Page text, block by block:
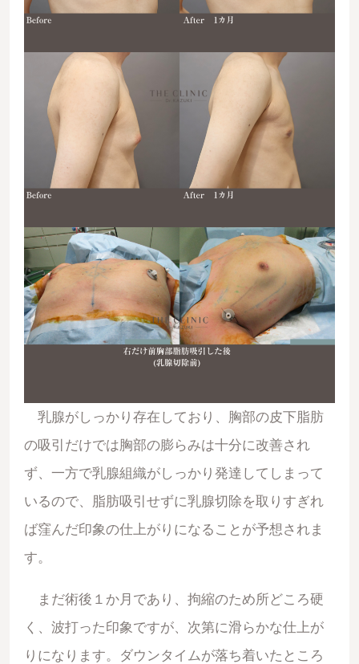
乳腺がしっかり存在しており、胸部の皮下脂肪
の吸引だけでは胸部の膨らみは十分に改善され
ず、一方で乳腺組織がしっかり発達してしまって
いるので、脂肪吸引せずに乳腺切除を取りすぎれ
ば窪んだ印象の仕上がりになることが予想されま
す。
まだ術後１か月であり、拘縮のため所どころ硬
く、波打った印象ですが、次第に滑らかな仕上が
りになります。ダウンタイムが落ち着いたところ